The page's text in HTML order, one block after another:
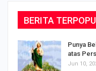
BERITA
Punya
atas
Jun 10,